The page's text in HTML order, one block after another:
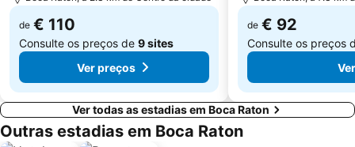
de € 110
Consulte os preços de 9 sites
Ver preços
de € 92
Consulte os preços
Ver todas as estadias em Boca Raton
Outras estadias em Boca Raton